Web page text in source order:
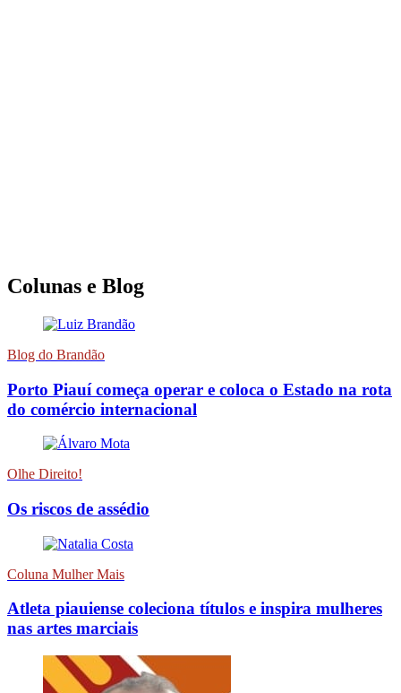
Colunas e Blog
Blog do Brandão
Porto Piauí começa operar e coloca o Estado na rota
do comércio internacional
Olhe Direito!
Os riscos de assédio
Coluna Mulher Mais
Atleta piauiense coleciona títulos e inspira mulheres
nas artes marciais